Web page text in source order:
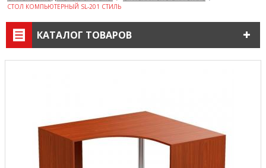
СТОЛ КОМПЬЮТЕРНЫЙ SL-201 СТИЛЬ
КАТАЛОГ ТОВАРОВ